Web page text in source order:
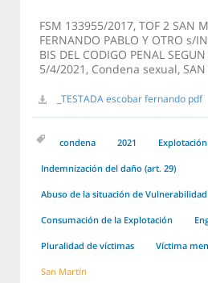
FSM 133955/2017, TOF 2 SAN
FERNANDO PABLO Y OTRO s/
BIS DEL CODIGO PENAL
5/4/2021, Condena sexual, SAN
_TESTADA escobar fernando pdf
condena 2021
Indemnización del daño (art. 29)
Abuso de la situación de Vulnerabilidad
Consumación de la Explotación
Pluralidad de víctimas Víctima
San Martín